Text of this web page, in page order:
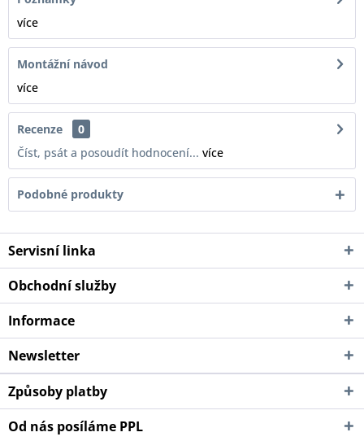
více
Montážní návod
více
Recenze
0
Číst, psát a posoudít hodnocení... více
Podobné produkty
Servisní linka
Obchodní služby
Informace
Newsletter
Způsoby platby
Od nás posíláme PPL